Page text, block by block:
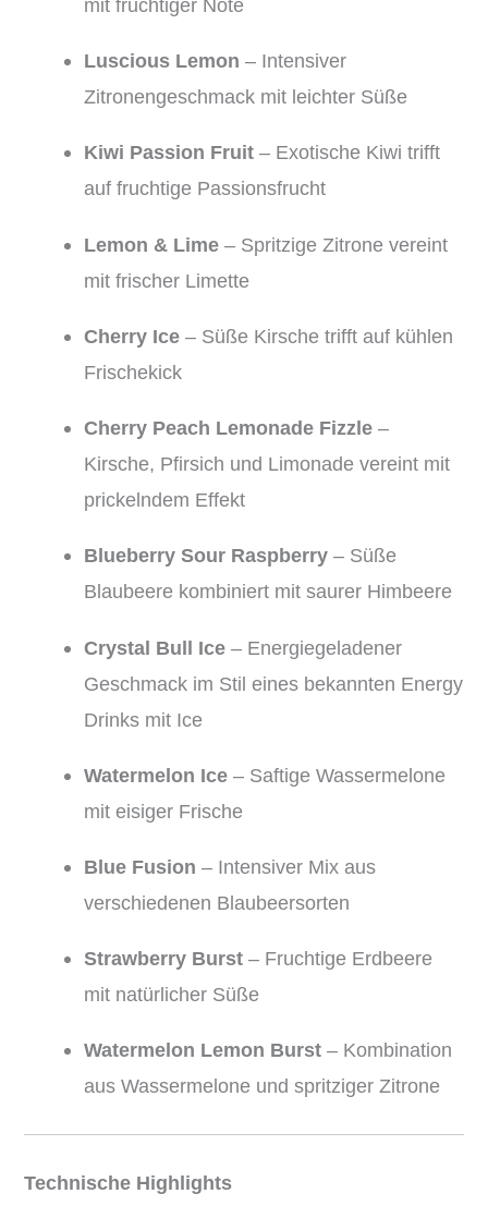
mit fruchtiger Note
Luscious Lemon – Intensiver
Zitronengeschmack mit leichter Süße
Kiwi Passion Fruit – Exotische Kiwi trifft
auf fruchtige Passionsfrucht
Lemon & Lime – Spritzige Zitrone vereint
mit frischer Limette
Cherry Ice – Süße Kirsche trifft auf kühlen
Frischekick
Cherry Peach Lemonade Fizzle –
Kirsche, Pfirsich und Limonade vereint mit
prickelndem Effekt
Blueberry Sour Raspberry – Süße
Blaubeere kombiniert mit saurer Himbeere
Crystal Bull Ice – Energiegeladener
Geschmack im Stil eines bekannten Energy
Drinks mit Ice
Watermelon Ice – Saftige Wassermelone
mit eisiger Frische
Blue Fusion – Intensiver Mix aus
verschiedenen Blaubeersorten
Strawberry Burst – Fruchtige Erdbeere
mit natürlicher Süße
Watermelon Lemon Burst – Kombination
aus Wassermelone und spritziger Zitrone
Technische Highlights